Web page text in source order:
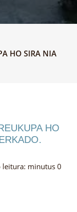
HO SIRA NIA
HO
leitura: minutus 0